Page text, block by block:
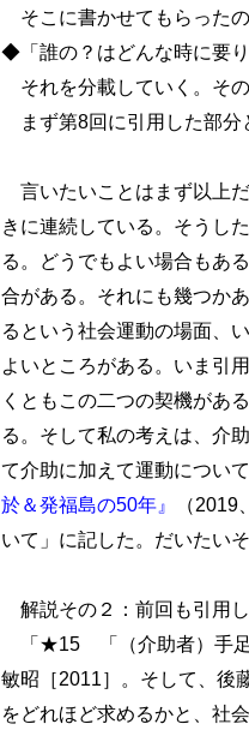
そこに書かせてもらった
◆「誰の？はどんな時に要
それを分載していく。その
まず第8回に引用した部分
言いたいことはまず以上
きに連続している。そうし
る。どうでもよい場合もあ
合がある。それにも幾つか
るという社会運動の場面、
よいところがある。いま引
くともこの二つの契機があ
る。そして私の考えは、介
て介助に加えて運動につい
於＆発福島の50年』
（
いて」に記した。だいたい
解説その２：前回も引用
「★15 「（介助者）手足
敏昭［2011］。そして、後
をどれほど求めるかと、社